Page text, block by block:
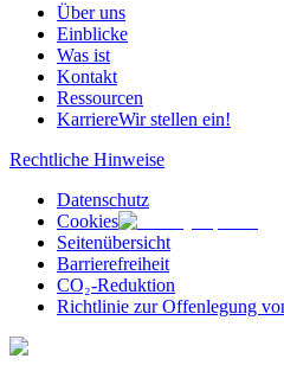
Über uns
Einblicke
Was ist
Kontakt
Ressourcen
KarriereWir stellen ein!
Rechtliche Hinweise
Datenschutz
Cookies
Seitenübersicht
Barrierefreiheit
CO₂-Reduktion
Richtlinie zur Offenlegung